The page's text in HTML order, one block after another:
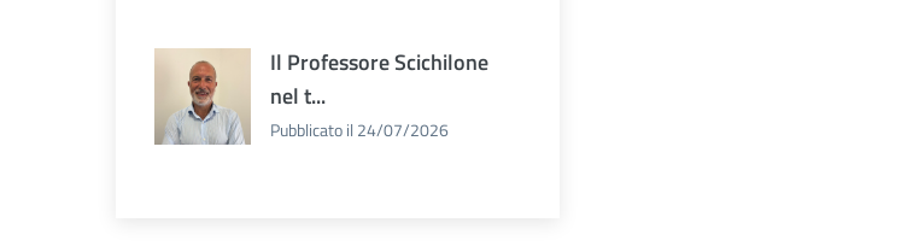
Il Professore Scichilone
nel t...
Pubblicato il 24/07/2026